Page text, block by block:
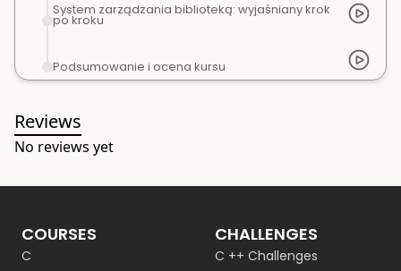
System zarządzania biblioteką: wyjaśniany krok
po kroku
Podsumowanie i ocena kursu
Reviews
No reviews yet
COURSES
C
CHALLENGES
C ++ Challenges